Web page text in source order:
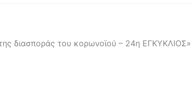
διασποράς του κορωνοϊού – 24η ΕΓΚΥΚΛΙΟΣ»